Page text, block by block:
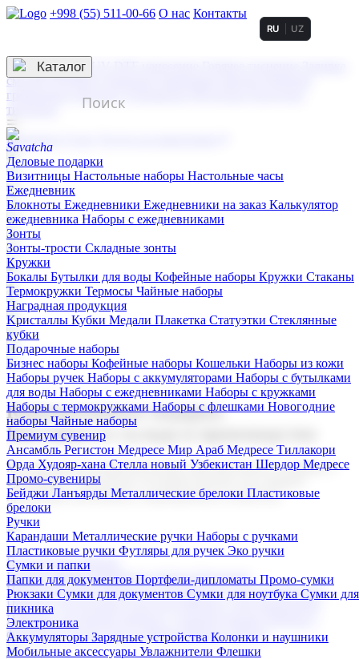
+998 (55) 511-00-66 О нас Контакты
3D гравировка
смолой (Doming)
гравировка твердая
тиснение
RU UZ
☰
Контакты
Каталог
Деловые подарки
Визитницы Настольные наборы Настольные часы
Ежедневник
Блокноты Ежедневники Ежедневники на заказ Калькулятор
ежедневника Наборы с ежедневниками
Зонты
Зонты-трости Складные зонты
Кружки
Бокалы Бутылки для воды Кофейные наборы Кружки Стаканы
Термокружки Термосы Чайные наборы
Наградная продукция
Kристаллы Кубки Медали Плакетка Статуэтки Стеклянные
кубки
Подарочные наборы
Бизнес наборы Кофейные наборы Кошельки Наборы из кожи
Наборы ручек Наборы с аккумуляторами Наборы с бутылками
для воды Наборы с ежедневниками Наборы с кружками
Наборы с термокружками Наборы с флешками Новогодние
наборы Чайные наборы
Премиум сувенир
Ансамбль Регистон Медресе Мир Араб Медресе Тиллакори
Орда Худояр-хана Стелла новый Узбекистан Шердор Медресе
Промо-сувениры
Бейджи Ланъярды Металлические брелоки Пластиковые
брелоки
Ручки
Карандаши Металлические ручки Наборы с ручками
Пластиковые ручки Футляры для ручек Эко ручки
Сумки и папки
Папки для документов Портфели-дипломаты Промо-сумки
Рюкзаки Сумки для документов Сумки для ноутбука Сумки для
пикника
Электроника
Аккумуляторы Зарядные устройства Колонки и наушники
Мобильные аксессуары Увлажнители Флешки
Корпоративные подарки
Поставка со склада и производство
Мы предлагаем широкий выбор корпоративных подарков и
сувениров с логотипом. В нашем каталоге вы найдете
продукцию для бизнеса, мероприятия и клиентов.
Подарочные наборы
Бизнес наборыКофейные наборы Кошельки
Наборы из кожиНаборы ручекНаборы с аккумуляторами
Наборы с бутылками для воды
Наборы с ежедневниками
Наборы с кружками
флешкамиНовогодние наборыЧайные наборы